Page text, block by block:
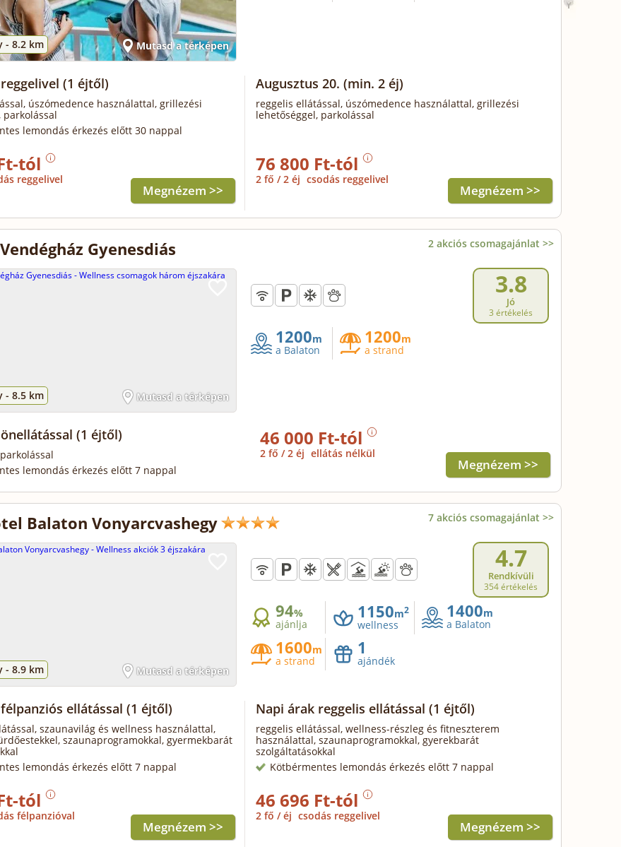
Mutasd a térképen
- 8.2 km
(1 éjtől)
úszómedence használattal, grillezési
parkolással
lemondás érkezés előtt 30 nappal
tól
reggelivel
Megnézem >>
Augusztus 20. (min. 2 éj)
reggelis ellátással, úszómedence használattal, grillezési
lehetőséggel, parkolással
76 800 Ft-tól
2 fő / 2 éj csodás reggelivel
Megnézem >>
Gyenesdiás 2 akciós csomagajánlat >>
Mutasd a térképen
- 8.5 km
3.8
Jó
3 értékelés
1200m
a Balaton
1200m
a strand
(1 éjtől)
lemondás érkezés előtt 7 nappal
46 000 Ft-tól
2 fő / 2 éj ellátás nélkül
Megnézem >>
Balaton Vonyarcvashegy 7 akciós csomagajánlat >>
Mutasd a térképen
- 8.9 km
4.7
Rendkívüli
354 értékelés
94%
ajánlja
1150m2
wellness
1400m
a Balaton
1600m
a strand
1
ajándék
ellátással (1 éjtől)
szaunavilág és wellness használattal,
szaunaprogramokkal, gyermekbarát
lemondás érkezés előtt 7 nappal
tól
félpanzióval
Megnézem >>
Napi árak reggelis ellátással (1 éjtől)
reggelis ellátással, wellness-részleg és fitneszterem
használattal, szaunaprogramokkal, gyerekbarát
szolgáltatásokkal
Kötbérmentes lemondás érkezés előtt 7 nappal
46 696 Ft-tól
2 fő / éj csodás reggelivel
Megnézem >>